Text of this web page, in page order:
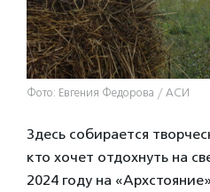
Фото: Евгения Федорова / АСИ
Здесь собирается
кто хочет отдохнуть на
2024 году на